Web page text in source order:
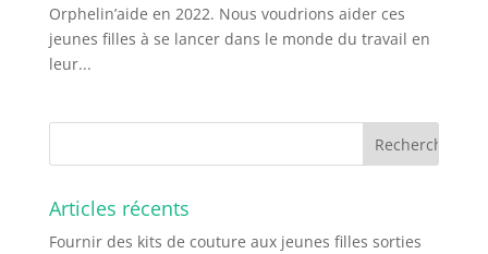
Orphelin’aide en 2022. Nous voudrions aider ces
jeunes filles à se lancer dans le monde du travail en
leur...
Articles récents
Fournir des kits de couture aux jeunes filles sorties